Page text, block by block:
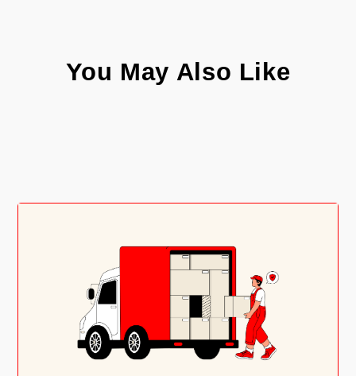
You May Also Like